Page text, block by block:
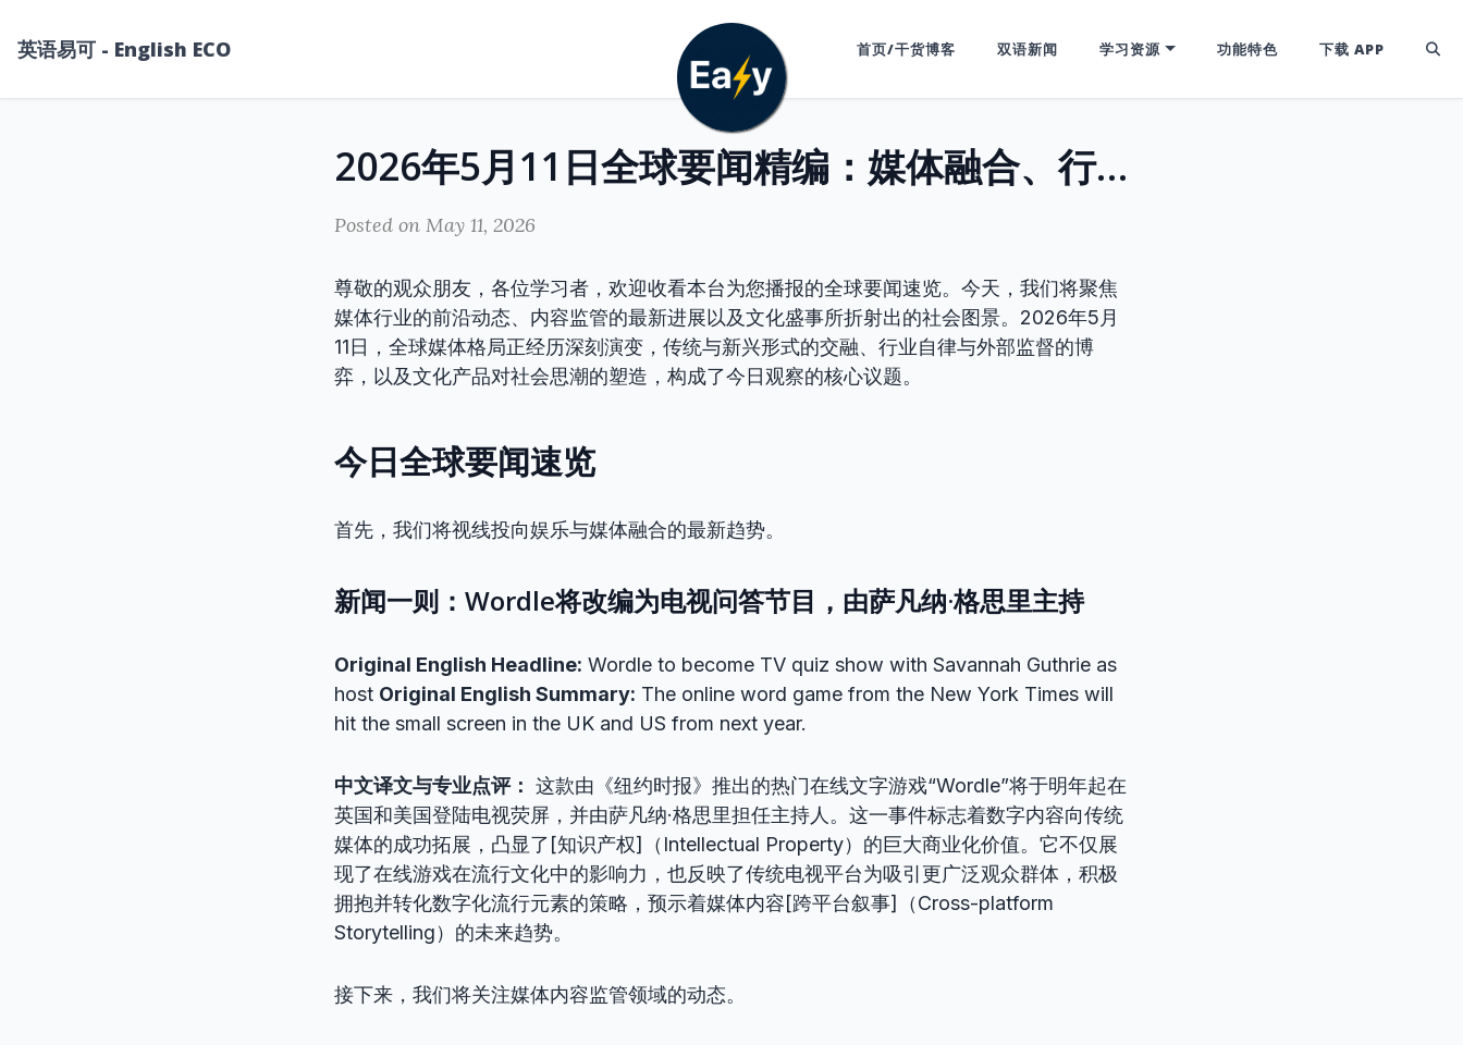
英语易可 - English ECO 首页/干货博客 双语新闻 学习资源 功能特色 下载 APP
2026年5月11日全球要闻精编：媒体融合、行业监管与文化风向
Posted on May 11, 2026
尊敬的观众朋友，各位学习者，欢迎收看本台为您播报的全球要闻速览。今天，我们将聚焦
媒体行业的前沿动态、内容监管的最新进展以及文化盛事所折射出的社会图景。2026年5月
11日，全球媒体格局正经历深刻演变，传统与新兴形式的交融、行业自律与外部监督的博
弈，以及文化产品对社会思潮的塑造，构成了今日观察的核心议题。
今日全球要闻速览
首先，我们将视线投向娱乐与媒体融合的最新趋势。
新闻一则：Wordle将改编为电视问答节目，由萨凡纳·格思里主持
Original English Headline: Wordle to become TV quiz show with Savannah Guthrie as
host Original English Summary: The online word game from the New York Times will
hit the small screen in the UK and US from next year.
中文译文与专业点评： 这款由《纽约时报》推出的热门在线文字游戏“Wordle”将于明年起在
英国和美国登陆电视荧屏，并由萨凡纳·格思里担任主持人。这一事件标志着数字内容向传统
媒体的成功拓展，凸显了[知识产权]（Intellectual Property）的巨大商业化价值。它不仅展
现了在线游戏在流行文化中的影响力，也反映了传统电视平台为吸引更广泛观众群体，积极
拥抱并转化数字化流行元素的策略，预示着媒体内容[跨平台叙事]（Cross-platform
Storytelling）的未来趋势。
接下来，我们将关注媒体内容监管领域的动态。